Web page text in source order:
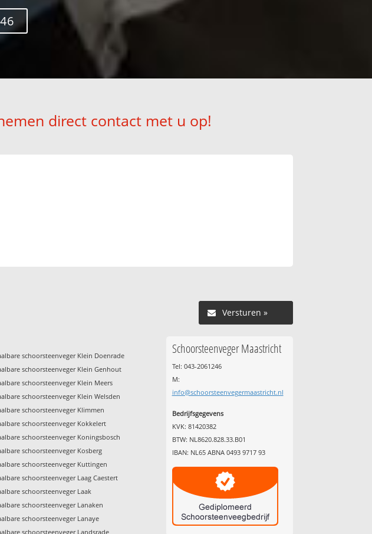
direct contact met u op!
Versturen »
schoorsteenveger Klein Doenrade
schoorsteenveger Klein Genhout
schoorsteenveger Klein Meers
schoorsteenveger Klein Welsden
schoorsteenveger Klimmen
schoorsteenveger Kokkelert
schoorsteenveger Koningsbosch
schoorsteenveger Kosberg
schoorsteenveger Kuttingen
schoorsteenveger Laag Caestert
schoorsteenveger Laak
schoorsteenveger Lanaken
schoorsteenveger Lanaye
schoorsteenveger Landsrade
Schoorsteenveger Maastricht
Tel: 043-2061246
M:
info@schoorsteenvegermaastricht.nl
Bedrijfsgegevens
KVK: 81420382
BTW: NL8620.828.33.B01
IBAN: NL65 ABNA 0493 9717 93